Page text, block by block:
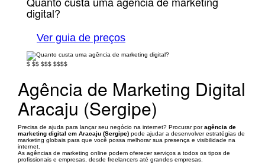
digital?
Ver guia de preços
$ $$ $$$ $$$$
Agência de Marketing Digital
Aracaju (Sergipe)
Precisa de ajuda para lançar seu negócio na internet? Procurar poragência de
marketing digital em Aracaju (Sergipe) pode ajudar a desenvolver estratégias de
marketing globais para que você possa melhorar sua presença e visibilidade na
internet.
As agências de marketing online podem oferecer serviços a todos os tipos de
profissionais e empresas, desde freelancers até grandes empresas.